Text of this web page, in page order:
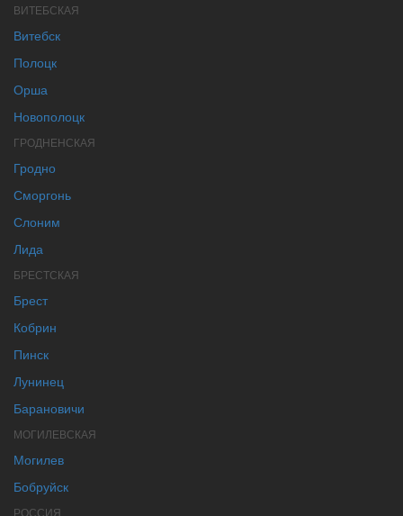
ВИТЕБСКАЯ
Витебск
Полоцк
Орша
Новополоцк
ГРОДНЕНСКАЯ
Гродно
Сморгонь
Слоним
Лида
БРЕСТСКАЯ
Брест
Кобрин
Пинск
Лунинец
Барановичи
МОГИЛЕВСКАЯ
Могилев
Бобруйск
РОССИЯ